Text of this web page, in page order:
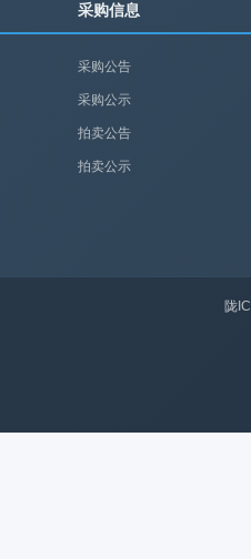
采购信息
采购公告
采购公示
拍卖公告
拍卖公示
陇